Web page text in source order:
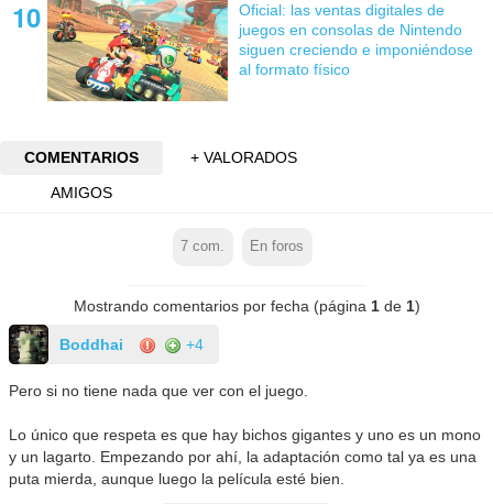
Oficial: las ventas digitales de
juegos en consolas de Nintendo
siguen creciendo e imponiéndose
al formato físico
COMENTARIOS
+ VALORADOS
AMIGOS
7 com. En foros
Mostrando comentarios por fecha (página 1de 1)
Boddhai +4
Pero si no tiene nada que ver con el juego.
Lo único que respeta es que hay bichos gigantes y uno es un mono
y un lagarto. Empezando por ahí, la adaptación como tal ya es una
puta mierda, aunque luego la película esté bien.